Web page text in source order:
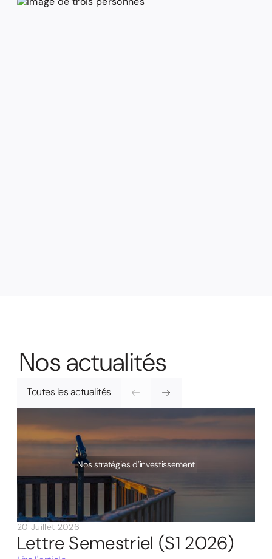
Nos actualités
Toutes les actualités
Nos stratégies d’investissement
20 Juillet 2026
Lettre Semestriel (S1 2026)